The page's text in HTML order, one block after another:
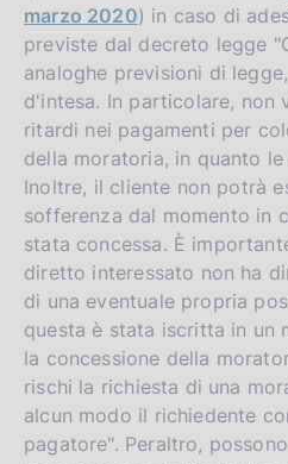
marzo 2020) in caso di
previste dal decreto legge
analoghe previsioni di
d'intesa. In particolare, non
ritardi nei pagamenti per
della moratoria, in quanto
Inoltre, il cliente non potrà
sofferenza dal momento in
stata concessa. È
diretto interessato non ha
di una eventuale propria
questa è stata iscritta in un
la concessione della
rischi la richiesta di una
alcun modo il richiedente
pagatore". Peraltro,